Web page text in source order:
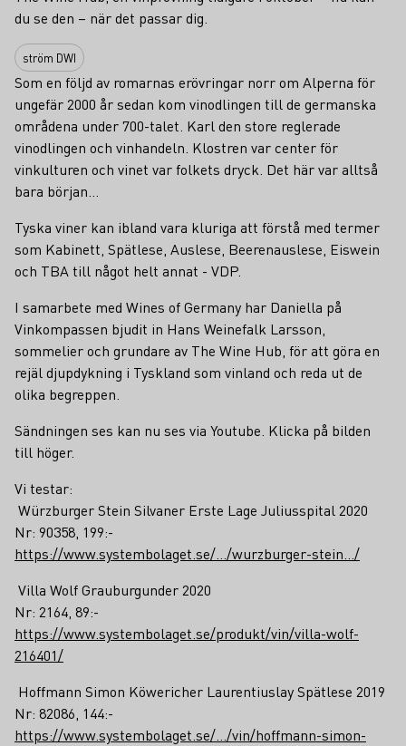
du se den – när det passar dig.
ström DWI
Som en följd av romarnas erövringar norr om Alperna för
ungefär 2000 år sedan kom vinodlingen till de germanska
områdena under 700-talet. Karl den store reglerade
vinodlingen och vinhandeln. Klostren var center för
vinkulturen och vinet var folkets dryck. Det här var alltså
bara början...
Tyska viner kan ibland vara kluriga att förstå med termer
som Kabinett, Spätlese, Auslese, Beerenauslese, Eiswein
och TBA till något helt annat - VDP.
I samarbete med Wines of Germany har Daniella på
Vinkompassen bjudit in Hans Weinefalk Larsson,
sommelier och grundare av The Wine Hub, för att göra en
rejäl djupdykning i Tyskland som vinland och reda ut de
olika begreppen.
Sändningen ses kan nu ses via Youtube. Klicka på bilden
till höger.
Vi testar:
Würzburger Stein Silvaner Erste Lage Juliusspital 2020
Nr: 90358, 199:-
https://www.systembolaget.se/.../wurzburger-stein.../
Villa Wolf Grauburgunder 2020
Nr: 2164, 89:-
https://www.systembolaget.se/produkt/vin/villa-wolf-
216401/
Hoffmann Simon Köwericher Laurentiuslay Spätlese 2019
Nr: 82086, 144:-
https://www.systembolaget.se/.../vin/hoffmann-simon-